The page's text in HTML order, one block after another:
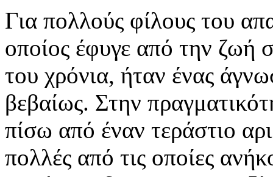
Για πολλούς φίλους του
οποίος έφυγε από την ζωή
του χρόνια, ήταν ένας
βεβαίως. Στην
πίσω από έναν τεράστιο
πολλές από τις οποίες